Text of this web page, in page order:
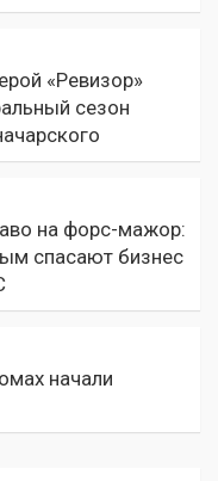
«Ревизор»
сезон
на форс-мажор:
спасают бизнес
начали